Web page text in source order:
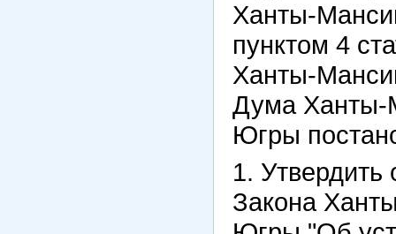
Ханты-
пунктом 4
Ханты-
Дума Ханты-
Югры
1. Утвердить
Закона